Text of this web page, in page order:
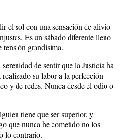
el sol con una sensación de alivio
Es un sábado diferente lleno
tensión grandísima.
de sentir que la Justicia ha
su labor a la perfección
y de redes. Nunca desde el odio o
tiene que ser superior, y
que nunca he cometido no los
lo contrario.